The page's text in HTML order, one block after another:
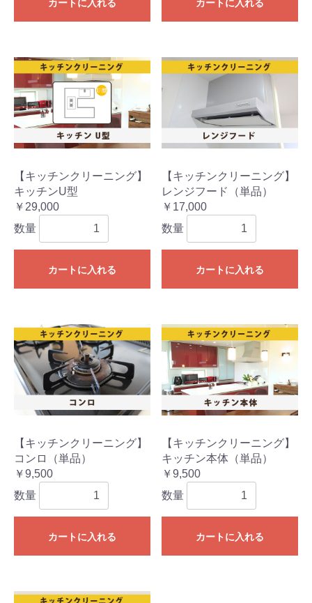
カートに入れる カートに入れる
【キッチンクリーニング】
キッチンU型
￥29,000
数量
カートに入れる
【キッチンクリーニング】
レンジフード（単品）
￥17,000
数量
カートに入れる
【キッチンクリーニング】
コンロ（単品）
￥9,500
数量
カートに入れる
【キッチンクリーニング】
キッチン本体（単品）
￥9,500
数量
カートに入れる